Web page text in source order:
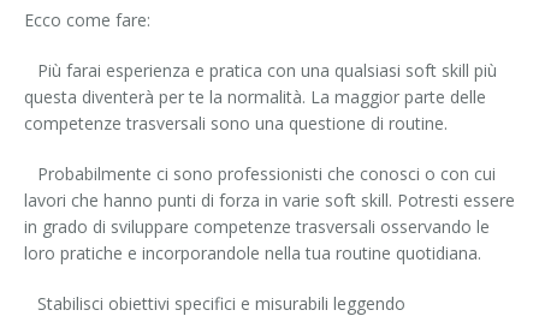
Ecco come fare:
Più farai esperienza e pratica con una qualsiasi soft skill più
questa diventerà per te la normalità. La maggior parte delle
competenze trasversali sono una questione di routine.
Probabilmente ci sono professionisti che conosci o con cui
lavori che hanno punti di forza in varie soft skill. Potresti essere
in grado di sviluppare competenze trasversali osservando le
loro pratiche e incorporandole nella tua routine quotidiana.
Stabilisci obiettivi specifici e misurabili leggendo